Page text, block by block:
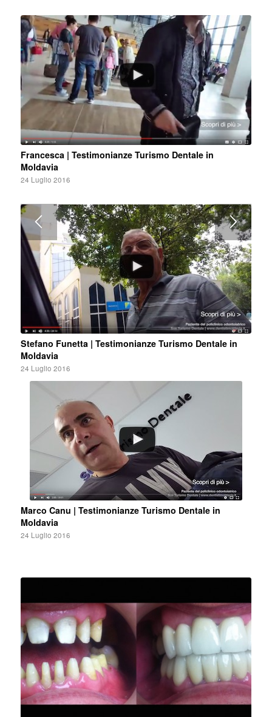
Francesca | Testimonianze Turismo Dentale in
Moldavia
24 Luglio 2016
Stefano Funetta | Testimonianze Turismo Dentale in
Moldavia
24 Luglio 2016
Marco Canu | Testimonianze Turismo Dentale in
Moldavia
24 Luglio 2016